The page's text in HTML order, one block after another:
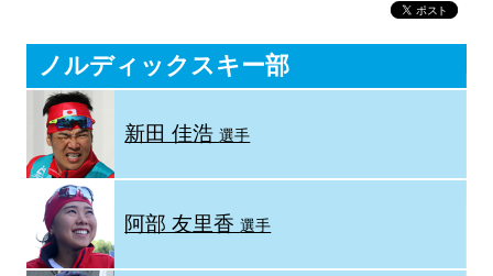
ノルディックスキー部
新田 佳浩選手
阿部 友里香選手